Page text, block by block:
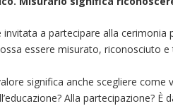
invitata a partecipare alla
essere misurato, riconosciuto
significa anche scegliere
Alla partecipazione?